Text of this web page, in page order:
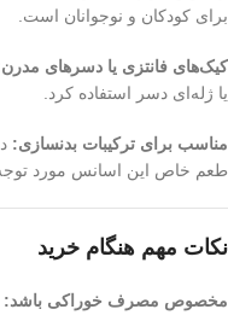
برای کودکان و نوجوانان است.
کیک‌های فانتزی یا دسرهای
یا ژله‌ای دسر استفاده کرد.
مناسب برای ترکیبات بدنسازی:
طعم خاص این اسانس مورد
نکات مهم هنگام خرید
مخصوص مصرف خوراکی باشد: